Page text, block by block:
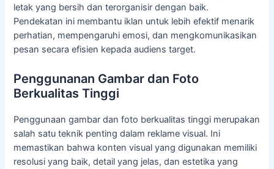
letak yang bersih dan terorganisir dengan baik.
Pendekatan ini membantu iklan untuk lebih efektif menarik
perhatian, mempengaruhi emosi, dan mengkomunikasikan
pesan secara efisien kepada audiens target.
Penggunanan Gambar dan Foto
Berkualitas Tinggi
Penggunaan gambar dan foto berkualitas tinggi merupakan
salah satu teknik penting dalam reklame visual. Ini
memastikan bahwa konten visual yang digunakan memiliki
resolusi yang baik, detail yang jelas, dan estetika yang